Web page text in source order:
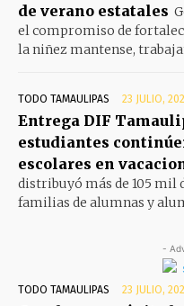
de verano estatales
el compromiso de
la niñez mantense,
TODO TAMAULIPAS 23 JULIO,
Entrega DIF
estudiantes
escolares en
distribuyó más de 105
familias de alumnas y
-
TODO TAMAULIPAS 23 JULIO,